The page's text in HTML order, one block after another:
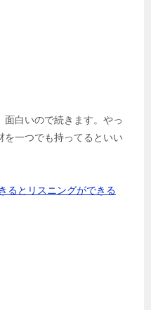
面白いので続きます。やっ
を一つでも持ってるといい
るとリスニングができる